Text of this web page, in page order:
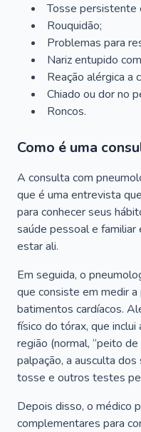
Tosse persistente
Rouquidão;
Problemas para
Nariz entupido
Reação alérgica a
Chiado ou dor no
Roncos.
Como é uma
A consulta com
que é uma entrevista
para conhecer seus
saúde pessoal e familiar
estar ali.
Em seguida, o
que consiste em medir
batimentos cardíacos.
físico do tórax, que
região (normal, “peito
palpação, a ausculta
tosse e outros testes
Depois disso, o médico
complementares para